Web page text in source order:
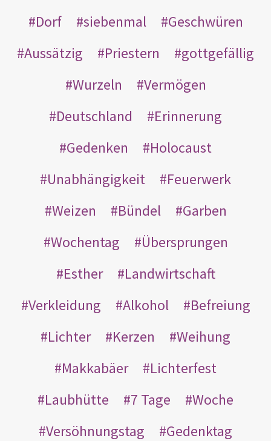
Dorf
siebenmal
Geschwüren
Aussätzig
Priestern
gottgefällig
Wurzeln
Vermögen
Deutschland
Erinnerung
Gedenken
Holocaust
Unabhängigkeit
Feuerwerk
Weizen
Bündel
Garben
Wochentag
Übersprungen
Esther
Landwirtschaft
Verkleidung
Alkohol
Befreiung
Lichter
Kerzen
Weihung
Makkabäer
Lichterfest
Laubhütte
7 Tage
Woche
Versöhnungstag
Gedenktag